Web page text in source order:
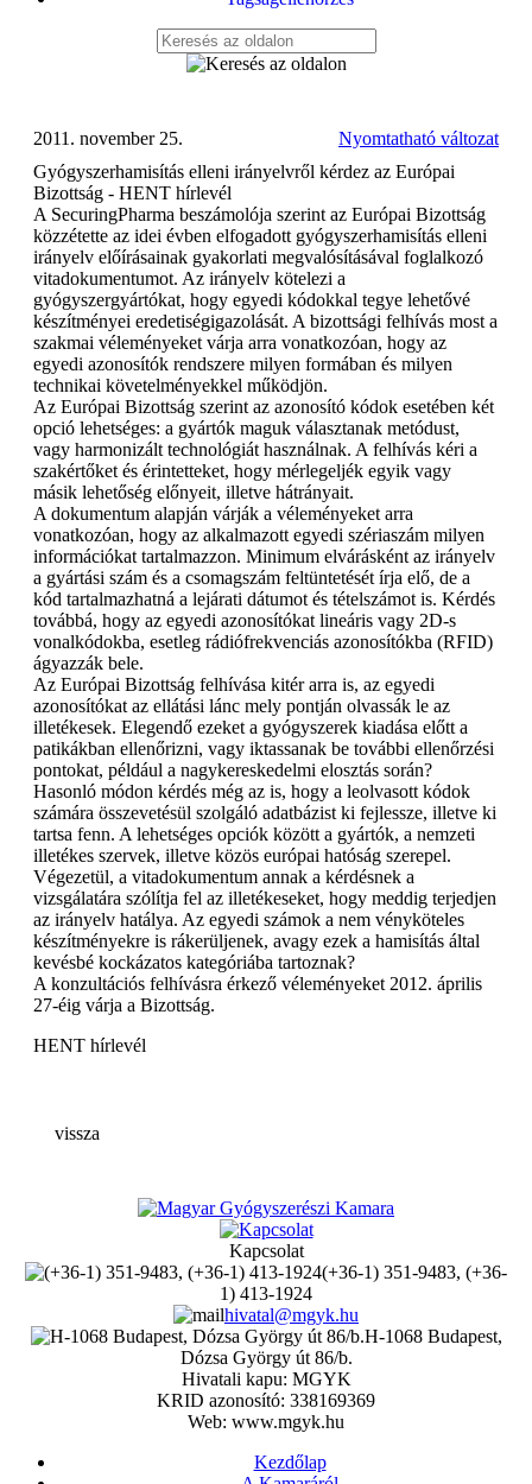
Nyomtatható változat
2011. november 25.
Gyógyszerhamisítás elleni irányelvről kérdez az Európai
Bizottság - HENT hírlevél
A SecuringPharma beszámolója szerint az Európai Bizottság
közzétette az idei évben elfogadott gyógyszerhamisítás elleni
irányelv előírásainak gyakorlati megvalósításával foglalkozó
vitadokumentumot. Az irányelv kötelezi a
gyógyszergyártókat, hogy egyedi kódokkal tegye lehetővé
készítményei eredetiségigazolását. A bizottsági felhívás most a
szakmai véleményeket várja arra vonatkozóan, hogy az
egyedi azonosítók rendszere milyen formában és milyen
technikai követelményekkel működjön.
Az Európai Bizottság szerint az azonosító kódok esetében két
opció lehetséges: a gyártók maguk választanak metódust,
vagy harmonizált technológiát használnak. A felhívás kéri a
szakértőket és érintetteket, hogy mérlegeljék egyik vagy
másik lehetőség előnyeit, illetve hátrányait.
A dokumentum alapján várják a véleményeket arra
vonatkozóan, hogy az alkalmazott egyedi szériaszám milyen
információkat tartalmazzon. Minimum elvárásként az irányelv
a gyártási szám és a csomagszám feltüntetését írja elő, de a
kód tartalmazhatná a lejárati dátumot és tételszámot is. Kérdés
továbbá, hogy az egyedi azonosítókat lineáris vagy 2D-s
vonalkódokba, esetleg rádiófrekvenciás azonosítókba (RFID)
ágyazzák bele.
Az Európai Bizottság felhívása kitér arra is, az egyedi
azonosítókat az ellátási lánc mely pontján olvassák le az
illetékesek. Elegendő ezeket a gyógyszerek kiadása előtt a
patikákban ellenőrizni, vagy iktassanak be további ellenőrzési
pontokat, például a nagykereskedelmi elosztás során?
Hasonló módon kérdés még az is, hogy a leolvasott kódok
számára összevetésül szolgáló adatbázist ki fejlessze, illetve ki
tartsa fenn. A lehetséges opciók között a gyártók, a nemzeti
illetékes szervek, illetve közös európai hatóság szerepel.
Végezetül, a vitadokumentum annak a kérdésnek a
vizsgálatára szólítja fel az illetékeseket, hogy meddig terjedjen
az irányelv hatálya. Az egyedi számok a nem vényköteles
készítményekre is rákerüljenek, avagy ezek a hamisítás által
kevésbé kockázatos kategóriába tartoznak?
A konzultációs felhívásra érkező véleményeket 2012. április
27-éig várja a Bizottság.
HENT hírlevél
vissza
Kapcsolat
(+36-1) 351-9483, (+36-
1) 413-1924
hivatal@mgyk.hu
H-1068 Budapest,
Dózsa György út 86/b.
Hivatali kapu: MGYK
KRID azonosító: 338169369
Web: www.mgyk.hu
Kezdőlap